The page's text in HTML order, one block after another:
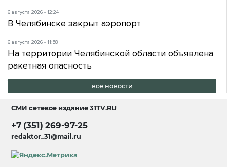
6 августа 2026 - 12:24
В Челябинске закрыт аэропорт
6 августа 2026 - 11:58
На территории Челябинской области объявлена
ракетная опасность
все новости
СМИ сетевое издание31TV.RU
+7 (351) 269-97-25
redaktor_31@mail.ru